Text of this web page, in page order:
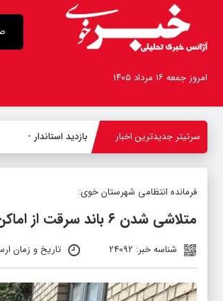
امروز جمعه ۱۶ مرداد ۱۴۰۵
سرتیتر جدیدترین اخبار بازدید استاندار
فرمانده انتظامی شهرستان خوی:
متلاشی شدن ۶ باند سرقت از اماکن خصوصی در شهرستان خوی
شناسه خبر: 24092 تاریخ و زمان ارسال: 17 خرداد 1403